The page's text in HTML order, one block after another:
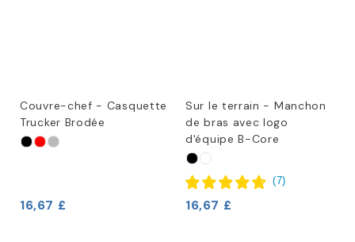
Couvre-chef - Casquette
Trucker Brodée
16,67 £
Sur le terrain - Manchon
de bras avec logo
d'équipe B-Core
(7)
16,67 £